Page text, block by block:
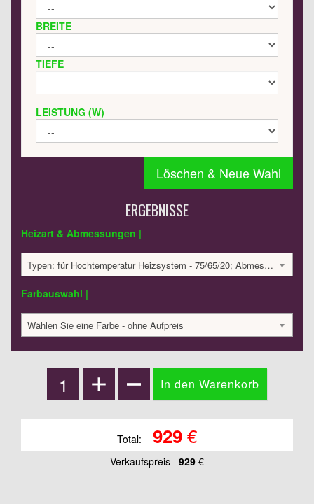
BREITE
TIEFE
LEISTUNG (W)
Löschen & Neue Wahl
ERGEBNISSE
Heizart & Abmessungen |
Typen: für Hochtemperatur Heizsystem - 75/65/20; Abmessungen: 590x320x175 mm; 337 Watt:; 929.19 €
Farbauswahl |
Wählen Sie eine Farbe - ohne Aufpreis
Total: 929€
Verkaufspreis 929 €